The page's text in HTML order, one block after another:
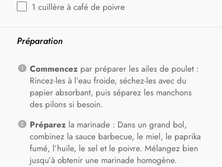
1 cuillère à café de poivre
Préparation
Commencezpar préparer les ailes de poulet :
Rincez-les à l’eau froide, séchez-les avec du
papier absorbant, puis séparez les manchons
des pilons si besoin.
Préparezla marinade : Dans un grand bol,
combinez la sauce barbecue, le miel, le paprika
fumé, l’huile, le sel et le poivre. Mélangez bien
jusqu’à obtenir une marinade homogène.